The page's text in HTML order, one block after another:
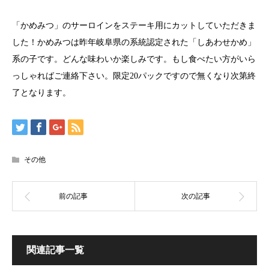
「かめみつ」のサーロインをステーキ用にカットしていただきま
した！かめみつは昨年岐阜県の系統認定された「しあわせかめ」
系の子です。どんな味わいか楽しみです。もし食べたい方がいら
っしゃればご連絡下さい。限定20パックですので無くなり次第終
了となります。
その他
関連記事一覧